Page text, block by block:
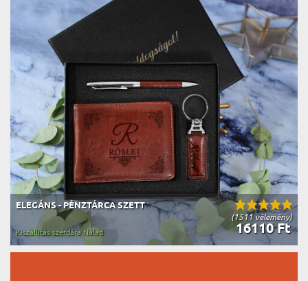
(1511 vélemény)
ELEGÁNS - PÉNZTÁRCA SZETT
16110 Ft
Kiszállítás szerdára Nálad